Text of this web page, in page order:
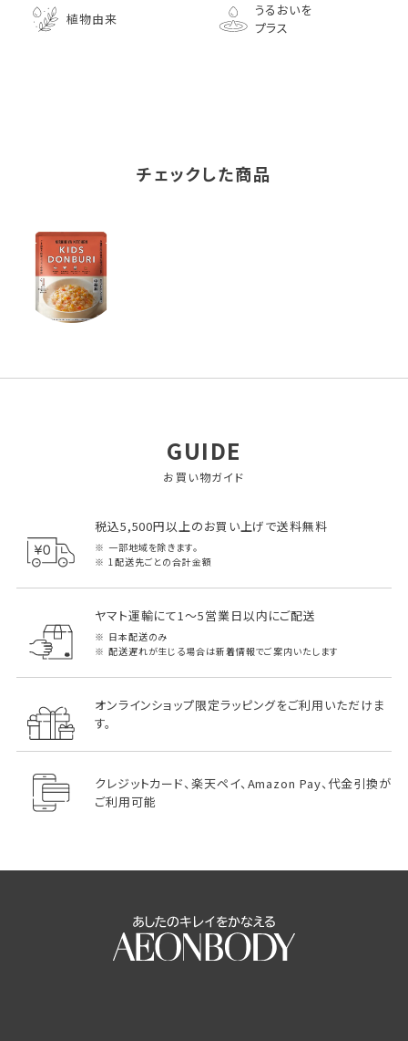
植物由来
うるおいを
プラス
チェックした商品
GUIDE
お買い物ガイド
税込5,500円以上のお買い上げで送料無料
一部地域を除きます。
1配送先ごとの合計金額
ヤマト運輸にて1～5営業日以内にご配送
日本配送のみ
配送遅れが生じる場合は新着情報でご案内いたします
オンラインショップ限定ラッピングをご利用いただけま
す。
クレジットカード、楽天ペイ、Amazon Pay、代金引換が
ご利用可能